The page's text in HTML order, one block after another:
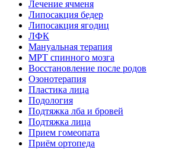
Лечение ячменя
Липосакция бедер
Липосакция ягодиц
ЛФК
Мануальная терапия
МРТ спинного мозга
Восстановление после родов
Озонотерапия
Пластика лица
Подология
Подтяжка лба и бровей
Подтяжка лица
Прием гомеопата
Приём ортопеда